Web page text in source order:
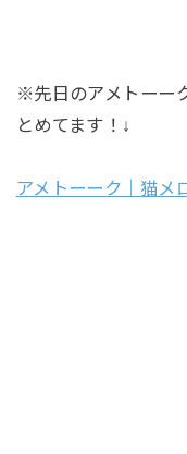
※先日のアメトーー
とめてます！↓
アメトーーク｜猫メ